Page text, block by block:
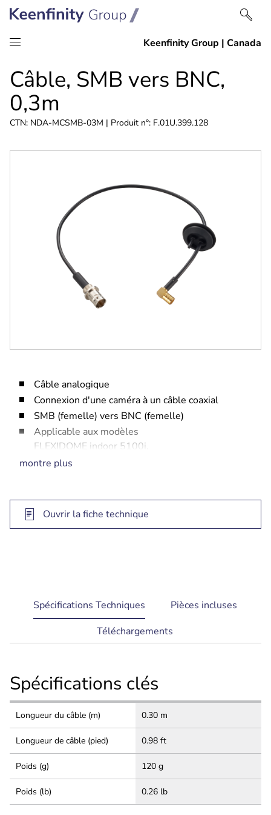
contenu
navigation
Câble, SMB vers BNC,
0,3m
CTN: NDA-MCSMB-03M | Produit n°: F.01U.399.128
Câble analogique
Connexion d'une caméra à un câble coaxial
SMB (femelle) vers BNC (femelle)
Applicable aux modèles
FLEXIDOME indoor 5100i,
FLEXIDOME indoor 5100 IR,
montre plus
Ouvrir la fiche technique
current
tab:
Spécifications Techniques
Pièces incluses
Téléchargements
Spécifications clés
Longueur du câble (m) 0.30 m
Longueur de câble (pied) 0.98 ft
Poids (g) 120 g
Poids (lb) 0.26 lb